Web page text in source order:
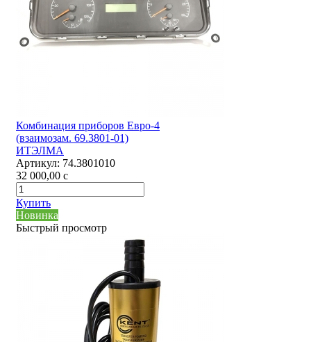
Комбинация приборов Евро-4
(взаимозам. 69.3801-01)
ИТЭЛМА
Артикул: 74.3801010
32 000,00 c
Купить
Новинка
Быстрый просмотр